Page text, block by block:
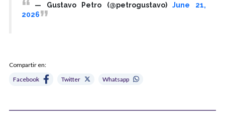
— Gustavo Petro (@petrogustavo)June 21,
2026
Compartir en:
Facebook
Twitter Whatsapp